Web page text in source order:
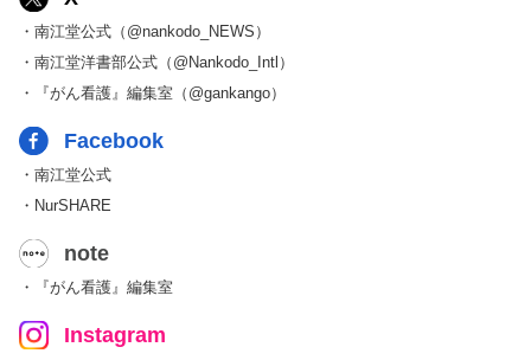
・南江堂公式（@nankodo_NEWS）
・南江堂洋書部公式（@Nankodo_Intl）
・『がん看護』編集室（@gankango）
Facebook
・南江堂公式
・NurSHARE
note
・『がん看護』編集室
Instagram